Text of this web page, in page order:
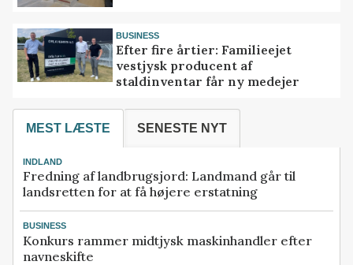
BUSINESS
Efter fire årtier: Familieejet
vestjysk producent af
staldinventar får ny medejer
MEST LÆSTE SENESTE NYT
INDLAND
Fredning af landbrugsjord: Landmand går til
landsretten for at få højere erstatning
BUSINESS
Konkurs rammer midtjysk maskinhandler efter
navneskifte